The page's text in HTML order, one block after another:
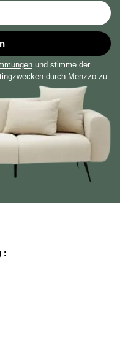
und stimme der
durch Menzzo zu
: